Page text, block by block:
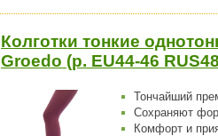
Колготки тонкие
Groedo (р. EU44-46
Тончайший
Сохраняют
Комфорт и